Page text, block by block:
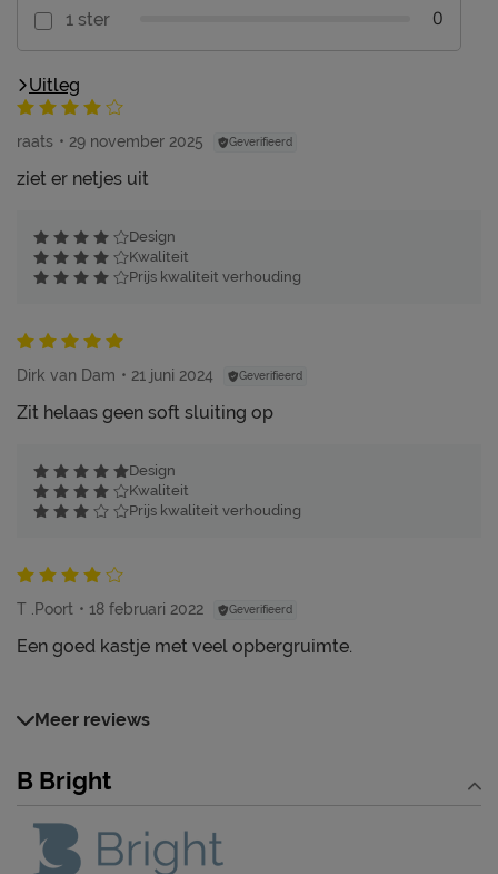
1 ster 0
Uitleg
raats 29 november 2025 Geverifieerd
ziet er netjes uit
Design
Kwaliteit
Prijs kwaliteit verhouding
Dirk van Dam 21 juni 2024 Geverifieerd
Zit helaas geen soft sluiting op
Design
Kwaliteit
Prijs kwaliteit verhouding
T .Poort 18 februari 2022 Geverifieerd
Een goed kastje met veel opbergruimte.
Meer reviews
B Bright